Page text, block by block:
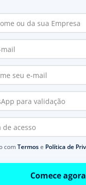
comTermose Política de
Comece